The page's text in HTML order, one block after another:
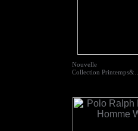
Nouvelle
Collection Printemps&…